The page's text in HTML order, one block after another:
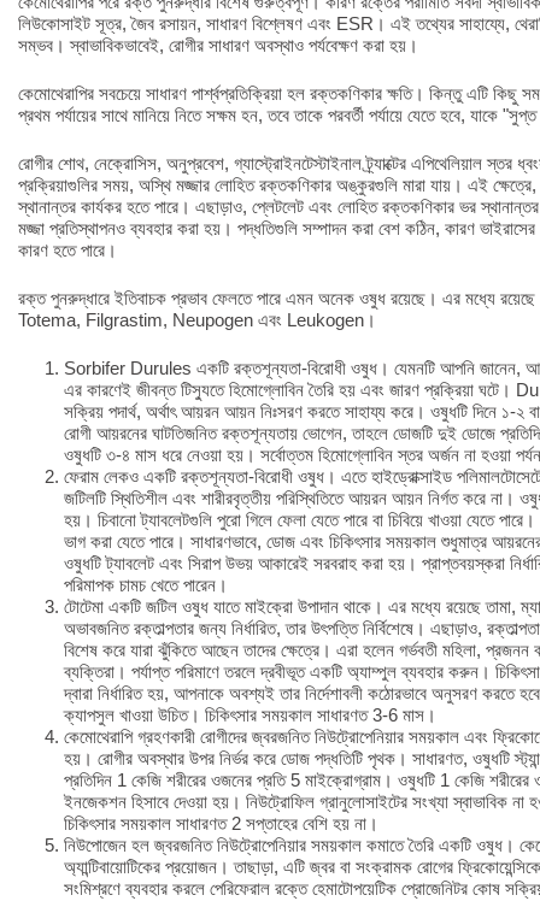
লিউকোসাইট সূত্র, জৈব রসায়ন, সাধারণ বিশ্লেষণ এবং ESR। এই তথ্যের সাহায্যে,
সম্ভব। স্বাভাবিকভাবেই, রোগীর সাধারণ অবস্থাও পর্যবেক্ষণ করা হয়।
কেমোথেরাপির সবচেয়ে সাধারণ পার্শ্বপ্রতিক্রিয়া হল রক্তকণিকার ক্ষতি। কিন্তু এটি
প্রথম পর্যায়ের সাথে মানিয়ে নিতে সক্ষম হন, তবে তাকে পরবর্তী পর্যায়ে যেতে হবে, যাকে
রোগীর শোথ, নেক্রোসিস, অনুপ্রবেশ, গ্যাস্ট্রোইনটেস্টাইনাল ট্র্যাক্টের এপিথেলিয়াল স্তর
প্রক্রিয়াগুলির সময়, অস্থি মজ্জার লোহিত রক্তকণিকার অঙ্কুরগুলি মারা যায়। এই
স্থানান্তর কার্যকর হতে পারে। এছাড়াও, প্লেটলেট এবং লোহিত রক্তকণিকার ভর
মজ্জা প্রতিস্থাপনও ব্যবহার করা হয়। পদ্ধতিগুলি সম্পাদন করা বেশ কঠিন, কারণ
কারণ হতে পারে।
রক্ত পুনরুদ্ধারে ইতিবাচক প্রভাব ফেলতে পারে এমন অনেক ওষুধ রয়েছে। এর মধ্যে
Totema, Filgrastim, Neupogen এবং Leukogen।
Sorbifer Durules একটি রক্তশূন্যতা-বিরোধী ওষুধ। যেমনটি আপনি জানেন,
এর কারণেই জীবন্ত টিস্যুতে হিমোগ্লোবিন তৈরি হয় এবং জারণ প্রক্রিয়া ঘটে।
সক্রিয় পদার্থ, অর্থাৎ আয়রন আয়ন নিঃসরণ করতে সাহায্য করে। ওষুধটি দিনে ১-২
রোগী আয়রনের ঘাটতিজনিত রক্তশূন্যতায় ভোগেন, তাহলে ডোজটি দুই ডোজে
ওষুধটি ৩-৪ মাস ধরে নেওয়া হয়। সর্বোত্তম হিমোগ্লোবিন স্তর অর্জন না হওয়া
ফেরাম লেকও একটি রক্তশূন্যতা-বিরোধী ওষুধ। এতে হাইড্রোক্সাইড
জটিলটি স্থিতিশীল এবং শারীরবৃত্তীয় পরিস্থিতিতে আয়রন আয়ন নির্গত করে না।
হয়। চিবানো ট্যাবলেটগুলি পুরো গিলে ফেলা যেতে পারে বা চিবিয়ে খাওয়া যেতে
ভাগ করা যেতে পারে। সাধারণভাবে, ডোজ এবং চিকিৎসার সময়কাল শুধুমাত্র
ওষুধটি ট্যাবলেট এবং সিরাপ উভয় আকারেই সরবরাহ করা হয়। প্রাপ্তবয়স্করা
পরিমাপক চামচ খেতে পারেন।
টোটেমা একটি জটিল ওষুধ যাতে মাইক্রো উপাদান থাকে। এর মধ্যে রয়েছে তামা,
অভাবজনিত রক্তাল্পতার জন্য নির্ধারিত, তার উৎপত্তি নির্বিশেষে। এছাড়াও,
বিশেষ করে যারা ঝুঁকিতে আছেন তাদের ক্ষেত্রে। এরা হলেন গর্ভবতী মহিলা,
ব্যক্তিরা। পর্যাপ্ত পরিমাণে তরলে দ্রবীভূত একটি অ্যাম্পুল ব্যবহার করুন।
দ্বারা নির্ধারিত হয়, আপনাকে অবশ্যই তার নির্দেশাবলী কঠোরভাবে অনুসরণ করতে
ক্যাপসুল খাওয়া উচিত। চিকিৎসার সময়কাল সাধারণত 3-6 মাস।
কেমোথেরাপি গ্রহণকারী রোগীদের জ্বরজনিত নিউট্রোপেনিয়ার সময়কাল এবং
হয়। রোগীর অবস্থার উপর নির্ভর করে ডোজ পদ্ধতিটি পৃথক। সাধারণত, ওষুধটি
প্রতিদিন 1 কেজি শরীরের ওজনের প্রতি 5 মাইক্রোগ্রাম। ওষুধটি 1 কেজি
ইনজেকশন হিসাবে দেওয়া হয়। নিউট্রোফিল গ্রানুলোসাইটের সংখ্যা স্বাভাবিক না
চিকিৎসার সময়কাল সাধারণত 2 সপ্তাহের বেশি হয় না।
নিউপোজেন হল জ্বরজনিত নিউট্রোপেনিয়ার সময়কাল কমাতে তৈরি একটি ওষুধ।
অ্যান্টিবায়োটিকের প্রয়োজন। তাছাড়া, এটি জ্বর বা সংক্রামক রোগের
সংমিশ্রণে ব্যবহার করলে পেরিফেরাল রক্তে হেমাটোপয়েটিক প্রোজেনিটর কোষ